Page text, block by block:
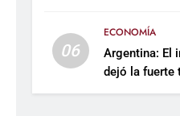
06
ECONOMÍA
Argentina: El
dejó la fuerte
incalculable